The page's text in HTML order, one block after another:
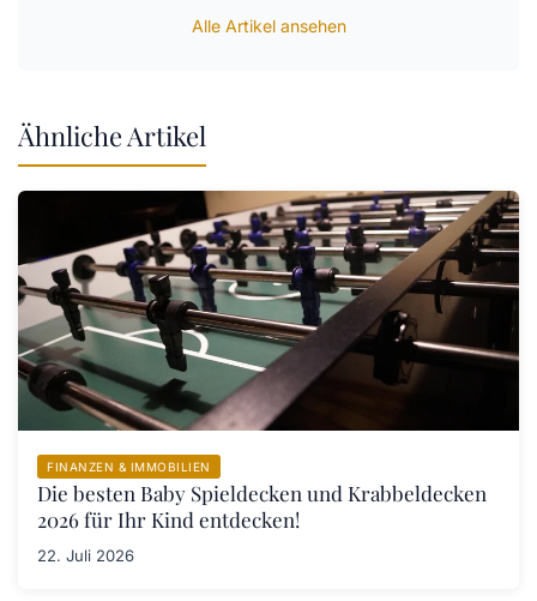
Alle Artikel ansehen
Ähnliche Artikel
FINANZEN & IMMOBILIEN
Die besten Baby Spieldecken und Krabbeldecken
2026 für Ihr Kind entdecken!
22. Juli 2026